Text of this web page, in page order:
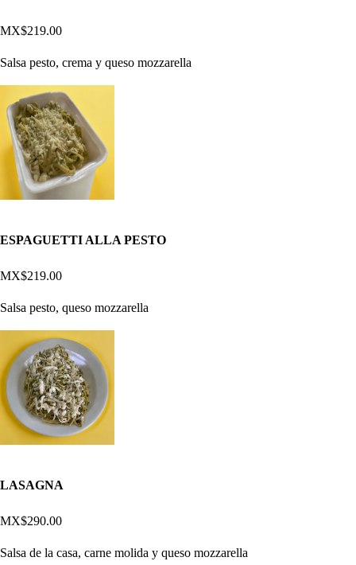
MX$219.00
Salsa pesto, crema y queso mozzarella
ESPAGUETTI ALLA PESTO
MX$219.00
Salsa pesto, queso mozzarella
LASAGNA
MX$290.00
Salsa de la casa, carne molida y queso mozzarella